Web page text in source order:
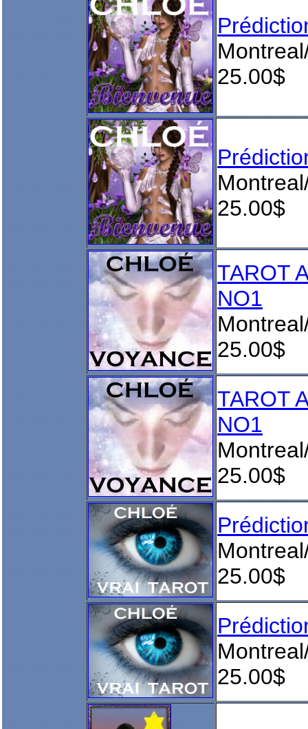
25.00$
25.00$
TAROT
NO1
25.00$
TAROT
NO1
25.00$
25.00$
25.00$